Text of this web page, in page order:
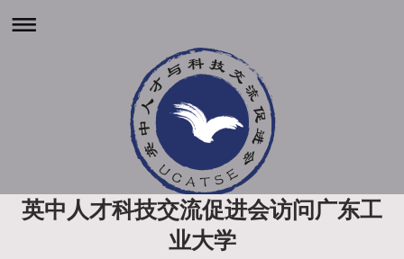
英中人才科技交流促进会访问广东工
业大学